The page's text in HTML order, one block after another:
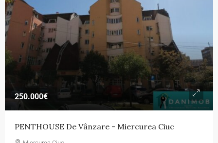
250.000€
PENTHOUSE De Vânzare - Miercurea Ciuc